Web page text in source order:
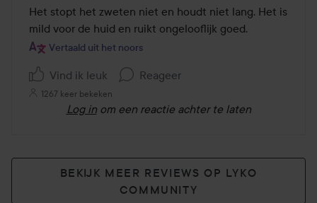
van
de
5
Het stopt het zweten niet en houdt niet lang. Het is
mild voor de huid en ruikt ongelooflijk goed.
Vertaald uit het noors
Vind ik leuk Reageer
1267 keer bekeken
Log in om een reactie achter te laten
BEKIJK MEER REVIEWS OP LYKO
COMMUNITY